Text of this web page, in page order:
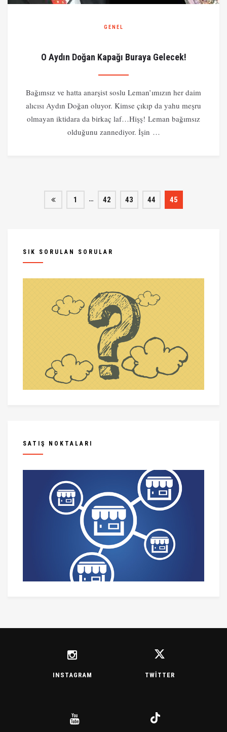
GENEL
O Aydın Doğan Kapağı Buraya Gelecek!
Bağımsız ve hatta anarşist soslu Leman’ımızın her daim
alıcısı Aydın Doğan oluyor. Kimse çıkıp da yahu meşru
olmayan iktidara da birkaç laf…Hişş! Leman bağımsız
olduğunu zannediyor. İşin …
1 … 42 43 44 45
SIK SORULAN SORULAR
SATIŞ NOKTALARI
INSTAGRAM TWITTER